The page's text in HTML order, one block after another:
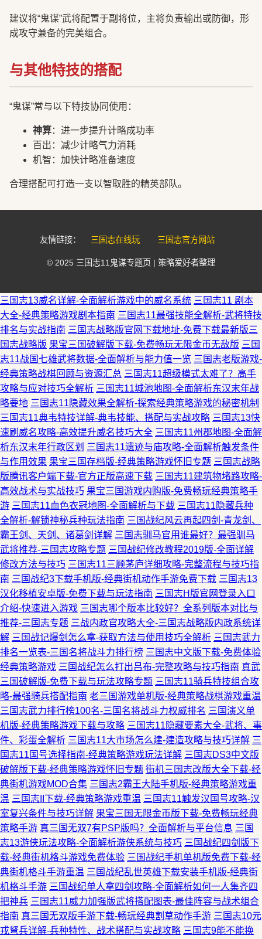
建议将“鬼谋”武将配置于副将位，主将负责输出或防御，形
成攻守兼备的完美组合。
与其他特技的搭配
“鬼谋”常与以下特技协同使用：
神算：进一步提升计略成功率
百出：减少计略气力消耗
机智：加快计略准备速度
合理搭配可打造一支以智取胜的精英部队。
友情链接： 三国志在线玩 三国志官方网站
© 2025 三国志11鬼谋专题页 | 策略爱好者整理
三国志13威名详解-全面解析游戏中的威名系统 三国志11 剧本
大全-经典策略游戏剧本指南 三国志11最强技能全解析-武将特技
排名与实战指南 三国志战略版官网下载地址-免费下载最新版三
国志战略版 果宝三国破解版下载-免费畅玩无限金币无敌版 三国
志11战国七雄武将数据-全面解析与能力值一览 三国志老版游戏-
经典策略战棋回顾与资源汇总 三国志11超级模式太难了？高手
攻略与应对技巧全解析 三国志11城池地图-全面解析东汉末年战
略要地 三国志11隐藏效果全解析-探索经典策略游戏的秘密机制
三国志11典韦特技详解-典韦技能、搭配与实战攻略 三国志13快
速刷威名攻略-高效提升威名技巧大全 三国志11州郡地图-全面解
析东汉末年行政区划 三国志11遗迹与庙攻略-全面解析触发条件
与作用效果 果宝三国存档版-经典策略游戏怀旧专题 三国志战略
版腾讯客户端下载-官方正版高速下载 三国志11建筑物堵路攻略-
高效战术与实战技巧 果宝三国游戏内购版-免费畅玩经典策略手
游 三国志11血色衣冠地图-全面解析与下载 三国志11隐藏兵种
全解析-解锁神秘兵种玩法指南 三国战纪风云再起四剑-青龙剑、
霸王剑、天剑、诸葛剑详解 三国志驯马官用谁最好？最强驯马
武将推荐-三国志攻略专题 三国战纪修改教程2019版-全面详解
修改方法与技巧 三国志11三顾茅庐详细攻略-完整流程与技巧指
南 三国战纪3下载手机版-经典街机动作手游免费下载 三国志13
汉化移植安卓版-免费下载与玩法指南 三国志H版官网登录入口
介绍-快速进入游戏 三国志哪个版本比较好？全系列版本对比与
推荐-三国志专题 三战内政官攻略大全-三国志战略版内政系统详
解 三国战记爆剑怎么拿-获取方法与使用技巧全解析 三国志武力
排名一览表-三国名将战斗力排行榜 三国志中文版下载-免费体验
经典策略游戏 三国战纪怎么打出吕布-完整攻略与技巧指南 真武
三国破解版-免费下载与玩法攻略专题 三国志11骑兵特技组合攻
略-最强骑兵搭配指南 老三国游戏单机版-经典策略战棋游戏重温
三国志武力排行榜100名-三国名将战斗力权威排名 三国演义单
机版-经典策略游戏下载与攻略 三国志11隐藏要素大全-武将、事
件、彩蛋全解析 三国志11大市场怎么建-建造攻略与技巧详解 三
国志11国号选择指南-经典策略游戏玩法详解 三国志DS3中文版
破解版下载-经典策略游戏怀旧专题 街机三国志改版大全下载-经
典街机游戏MOD合集 三国志2霸王大陆手机版-经典策略游戏重
温 三国志II下载-经典策略游戏重温 三国志11触发汉国号攻略-汉
室复兴条件与技巧详解 果宝三国无限金币版下载-免费畅玩经典
策略手游 真三国无双7有PSP版吗？全面解析与平台信息 三国
志13游侠玩法攻略-全面解析游侠系统与技巧 三国战纪四剑版下
载-经典街机格斗游戏免费体验 三国战纪手机单机版免费下载-经
典街机格斗手游重温 三国战纪乱世英雄下载安装手机版-经典街
机格斗手游 三国战纪单人拿四剑攻略-全面解析如何一人集齐四
把神兵 三国志11威力加强版武将搭配图表-最佳阵容与战术组合
指南 真三国无双版手游下载-畅玩经典割草动作手游 三国志10元
戎弩兵详解-兵种特性、战术搭配与实战攻略 三国志9能不能换